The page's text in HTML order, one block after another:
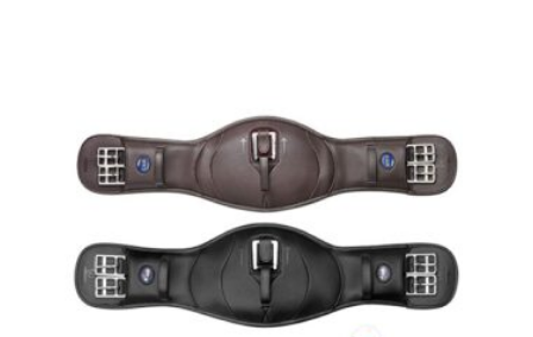
variantes.
Las
pueden
elegir